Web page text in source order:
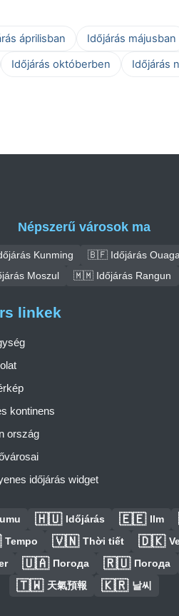
áprilisban Időjárás májusban
Időjárás októberben
Időjárás
Népszerű városok ma
Kunming 🇧🇫 Időjárás
Moszul 🇲🇲 Időjárás Rangun
linkek
kontinens
ország
időjárás widget
🇭🇺 Időjárás 🇪🇪 Ilm
Tempo 🇻🇳 Thời tiết 🇩🇰
🇺🇦 Погода 🇷🇺 Погода
🇹🇼 天氣預報 🇰🇷 날씨